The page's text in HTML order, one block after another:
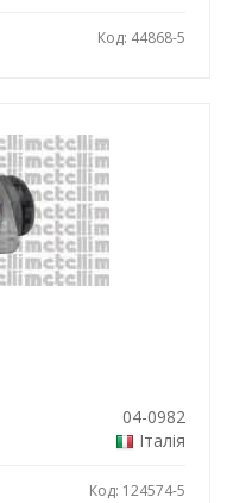
Код: 44868-5
04-0982
Італія
Код: 124574-5